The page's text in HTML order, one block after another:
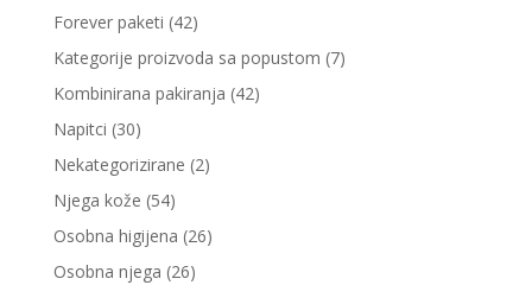
Forever paketi (42)
Kategorije proizvoda sa popustom (7)
Kombinirana pakiranja (42)
Napitci (30)
Nekategorizirane (2)
Njega kože (54)
Osobna higijena (26)
Osobna njega (26)